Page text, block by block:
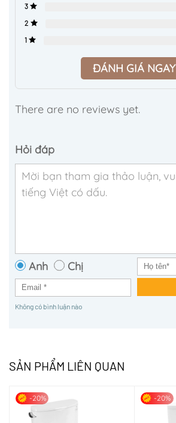
3
2
1
ĐÁNH GIÁ NGAY
There are no reviews yet.
Hỏi đáp
Anh Chị
Không có bình luận nào
SẢN PHẨM LIÊN QUAN
-20% -20%